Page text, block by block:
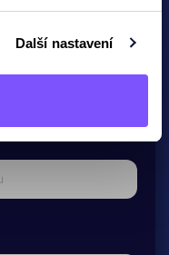
Další nastavení